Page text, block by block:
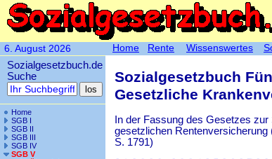
6. August 2026
Sozialgesetzbuch.de
Suche
Home
SGB I
SGB II
SGB III
SGB IV
SGB V
Sozialgesetzbuch
Gesetzliche
In der Fassung des Gesetzes
gesetzlichen Rentenversicherung
S. 1791)
Home Rente Wissenswertes